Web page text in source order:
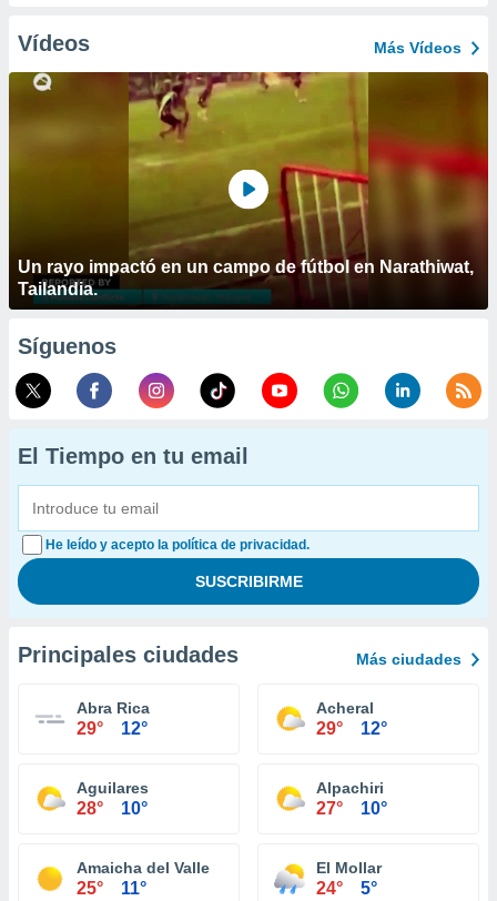
Vídeos Más Vídeos
Un rayo impactó en un campo de fútbol en Narathiwat,
Tailandia.
Síguenos
El Tiempo en tu email
He leído y acepto la política de privacidad.
Principales ciudades Más ciudades
Abra Rica
29° 12°
Acheral
29° 12°
Aguilares
28° 10°
Alpachiri
27° 10°
Amaicha del Valle
25° 11°
El Mollar
24° 5°